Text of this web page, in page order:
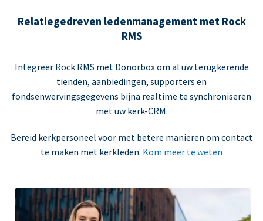
Relatiegedreven ledenmanagement met Rock
RMS
Integreer Rock RMS met Donorbox om al uw terugkerende
tienden, aanbiedingen, supporters en
fondsenwervingsgegevens bijna realtime te synchroniseren
met uw kerk-CRM.
Bereid kerkpersoneel voor met betere manieren om contact
te maken met kerkleden. Kom meer te weten